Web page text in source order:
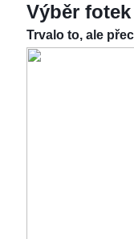
Výběr
Trvalo to, ale